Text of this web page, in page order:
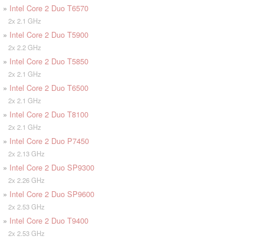
» Intel Core 2 Duo T6570
2x 2.1 GHz
» Intel Core 2 Duo T5900
2x 2.2 GHz
» Intel Core 2 Duo T5850
2x 2.1 GHz
» Intel Core 2 Duo T6500
2x 2.1 GHz
» Intel Core 2 Duo T8100
2x 2.1 GHz
» Intel Core 2 Duo P7450
2x 2.13 GHz
» Intel Core 2 Duo SP9300
2x 2.26 GHz
» Intel Core 2 Duo SP9600
2x 2.53 GHz
» Intel Core 2 Duo T9400
2x 2.53 GHz